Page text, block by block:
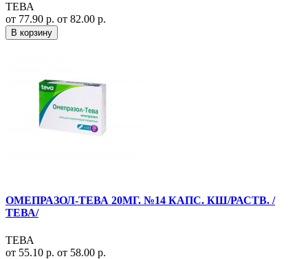
ТЕВА
от 77.90 р. от 82.00 р.
В корзину
ОМЕПРАЗОЛ-ТЕВА 20МГ. №14 КАПС. КШ/РАСТВ. /
ТЕВА/
ТЕВА
от 55.10 р. от 58.00 р.